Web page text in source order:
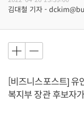
김대철 기자 -
[비즈니스포스트] 유
복지부 장관 후보자